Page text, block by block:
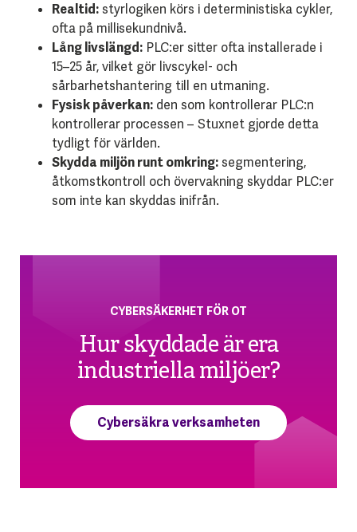
Realtid:styrlogiken körs i deterministiska cykler,
ofta på millisekundnivå.
Lång livslängd:PLC:er sitter ofta installerade i
15–25 år, vilket gör livscykel- och
sårbarhetshantering till en utmaning.
Fysisk påverkan:den som kontrollerar PLC:n
kontrollerar processen – Stuxnet gjorde detta
tydligt för världen.
Skydda miljön runt omkring:segmentering,
åtkomstkontroll och övervakning skyddar PLC:er
som inte kan skyddas inifrån.
CYBERSÄKERHET FÖR OT
Hur skyddade är era
industriella miljöer?
Cybersäkra verksamheten